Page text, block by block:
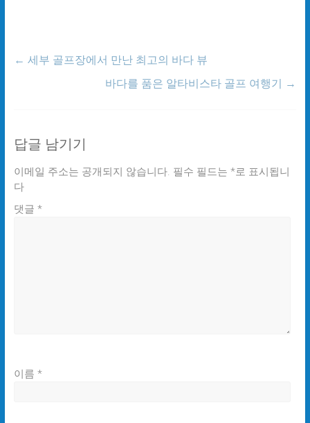
← 세부 골프장에서 만난 최고의 바다 뷰
바다를 품은 알타비스타 골프 여행기 →
답글 남기기
이메일 주소는 공개되지 않습니다. 필수 필드는 *로 표시됩니
다
댓글 *
이름 *